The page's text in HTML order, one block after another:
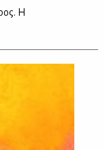
Η